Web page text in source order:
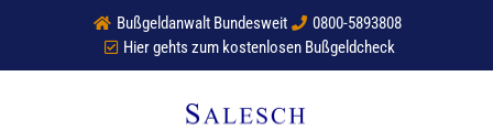
Bußgeldanwalt Bundesweit
0800-5893808
Hier gehts zum kostenlosen Bußgeldcheck